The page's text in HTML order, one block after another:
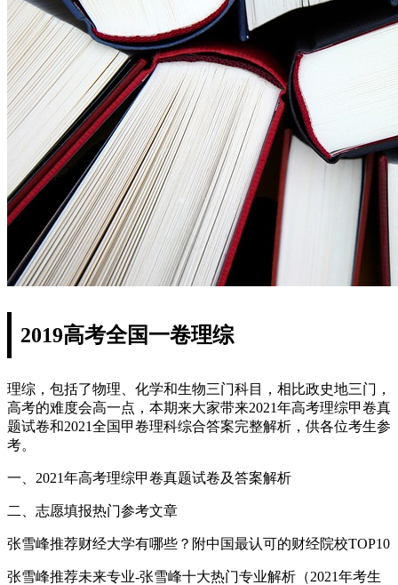
2019高考全国一卷理综
理综，包括了物理、化学和生物三门科目，相比政史地三门，
高考的难度会高一点，本期来大家带来2021年高考理综甲卷真
题试卷和2021全国甲卷理科综合答案完整解析，供各位考生参
考。
一、2021年高考理综甲卷真题试卷及答案解析
二、志愿填报热门参考文章
张雪峰推荐财经大学有哪些？附中国最认可的财经院校TOP10
张雪峰推荐未来专业-张雪峰十大热门专业解析（2021年考生